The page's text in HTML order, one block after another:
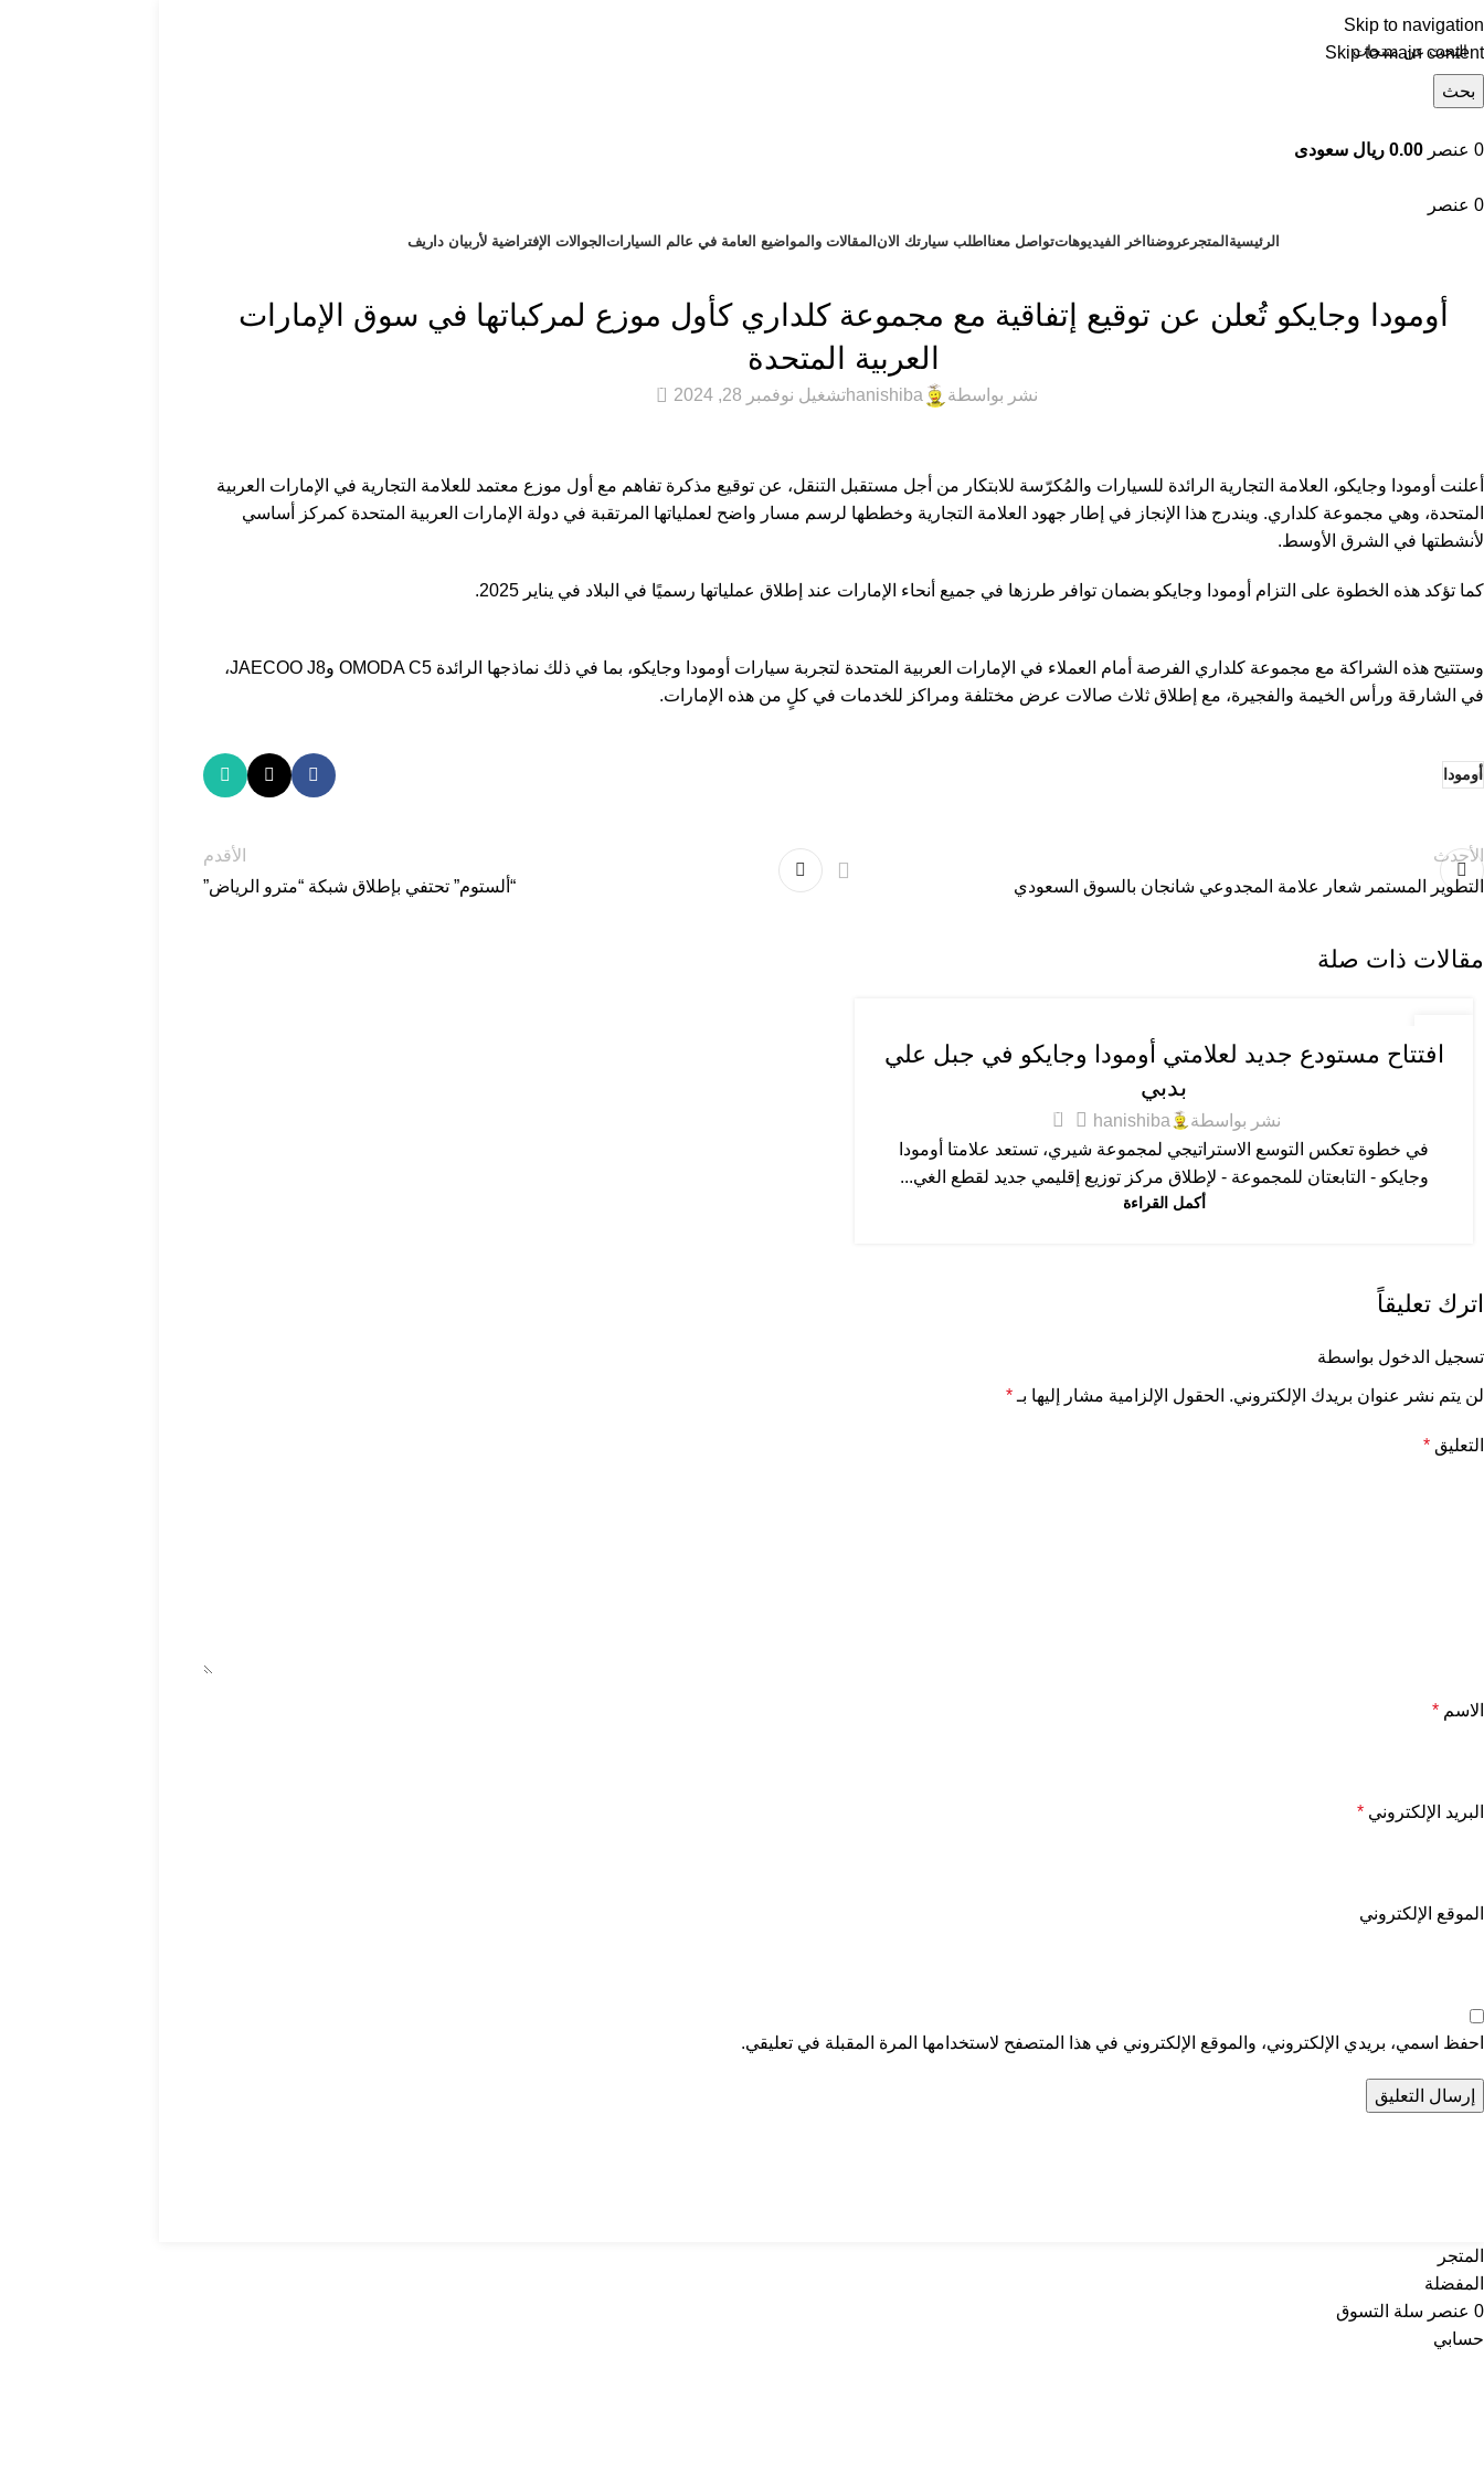
Skip to navigation
Skip to main content
بحث
0 عنصر 0.00 ريال سعودى
0 عنصر
الرئيسية المتجر
سيارات لينكولن
سيارات هونداي
سيارات سيتروين
سيارات اومودا
سيارات شيري
سيارات جايكو
عروضنا اخر الفيديوهاتتواصل معنا اطلب سيارتك الان المقالات والمواضيع العامة في عالم السيارات الجوالات الإفتراضية لأربيان داريف
أومودا وجايكو تُعلن عن توقيع إتفاقية مع مجموعة كلداري كأول موزع لمركباتها في سوق الإمارات
العربية المتحدة
نشر بواسطة hanishibaتشغيل نوفمبر 28, 2024 0
أعلنت أومودا وجايكو، العلامة التجارية الرائدة للسيارات والمُكرّسة للابتكار من أجل مستقبل التنقل، عن توقيع مذكرة تفاهم مع أول موزع معتمد للعلامة التجارية في الإمارات العربية
المتحدة، وهي مجموعة كلداري. ويندرج هذا الإنجاز في إطار جهود العلامة التجارية وخططها لرسم مسار واضح لعملياتها المرتقبة في دولة الإمارات العربية المتحدة كمركز أساسي
لأنشطتها في الشرق الأوسط.
كما تؤكد هذه الخطوة على التزام أومودا وجايكو بضمان توافر طرزها في جميع أنحاء الإمارات عند إطلاق عملياتها رسميًا في البلاد في يناير 2025.
وستتيح هذه الشراكة مع مجموعة كلداري الفرصة أمام العملاء في الإمارات العربية المتحدة لتجربة سيارات أومودا وجايكو، بما في ذلك نماذجها الرائدة OMODA C5 وJAECOO J8،
في الشارقة ورأس الخيمة والفجيرة، مع إطلاق ثلاث صالات عرض مختلفة ومراكز للخدمات في كلٍ من هذه الإمارات.
أومودا
الأحدث
التطوير المستمر شعار علامة المجدوعي شانجان بالسوق السعودي
الأقدم
“ألستوم” تحتفي بإطلاق شبكة “مترو الرياض”
مقالات ذات صلة
ديسمبرافتتاح مستودع جديد لعلامتي أومودا وجايكو في جبل علي
بدبي
نشر بواسطة hanishiba
0
في خطوة تعكس التوسع الاستراتيجي لمجموعة شيري، تستعد علامتا أومودا
وجايكو - التابعتان للمجموعة - لإطلاق مركز توزيع إقليمي جديد لقطع الغي...
أكمل القراءة
اترك تعليقاً
تسجيل الدخول بواسطة
لن يتم نشر عنوان بريدك الإلكتروني. الحقول الإلزامية مشار إليها بـ *
التعليق *
الاسم *
البريد الإلكتروني *
الموقع الإلكتروني
احفظ اسمي، بريدي الإلكتروني، والموقع الإلكتروني في هذا المتصفح لاستخدامها المرة المقبلة في تعليقي.
المتجر
المفضلة
0 عنصر سلة التسوق
حسابي